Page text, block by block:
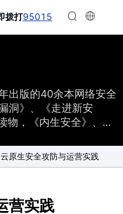
拨打95015
出版的40余本网络安全
洞》、《走进新安
物，《内生安全》、
、认证培训、海外专著
《网安26号院》可以在
云原生安全攻防与运营实践
营实践